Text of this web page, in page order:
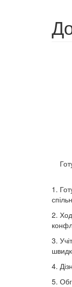
1.
2.
3.
4.
5.